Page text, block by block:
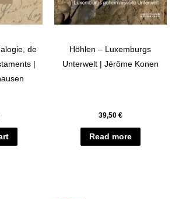
de
|
Höhlen – Luxemburgs
Unterwelt | Jérôme Konen
39,50 €
Read more